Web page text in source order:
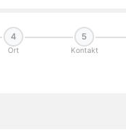
4
Ort
5
Kontakt